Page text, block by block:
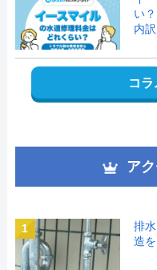
い
内
コ
ア
1
排
造